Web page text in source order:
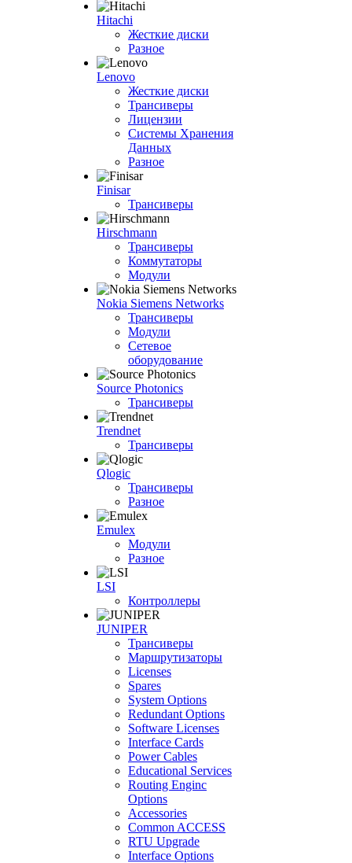
Hitachi
Жесткие диски
Разное
Lenovo
Жесткие диски
Трансиверы
Лицензии
Системы Хранения
Данных
Разное
Finisar
Трансиверы
Hirschmann
Трансиверы
Коммутаторы
Модули
Nokia Siemens Networks
Трансиверы
Модули
Сетевое
оборудование
Source Photonics
Трансиверы
Trendnet
Трансиверы
Qlogic
Трансиверы
Разное
Emulex
Модули
Разное
LSI
Контроллеры
JUNIPER
Трансиверы
Маршрутизаторы
Licenses
Spares
System Options
Redundant Options
Software Licenses
Interface Cards
Power Cables
Educational Services
Routing Enginc
Options
Accessories
Common ACCESS
RTU Upgrade
Interface Options